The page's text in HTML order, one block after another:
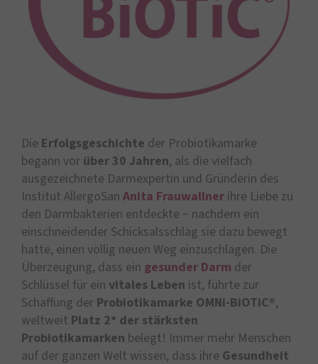
Die Erfolgsgeschichte der Probiotikamarke
begann vor über 30 Jahren, als die vielfach
ausgezeichnete Darmexpertin und Gründerin des
Institut AllergoSan Anita Frauwallner ihre Liebe zu
den Darmbakterien entdeckte − nachdem ein
einschneidender Schicksalsschlag sie dazu bewegt
hatte, einen völlig neuen Weg einzuschlagen. Die
Überzeugung, dass ein gesunder Darm der
Schlüssel für ein vitales Leben ist, führte zur
Schaffung der Probiotikamarke OMNi-BiOTiC®,
weltweit Platz 2* der stärksten
Probiotikamarken belegt! Immer mehr Menschen
auf der ganzen Welt wissen, dass ihre Gesundheit